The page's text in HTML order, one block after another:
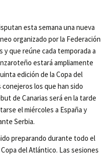
esta semana una nueva
organizado por la Federación
y que reúne cada temporada a
estará ampliamente
edición de la Copa del
los que han sido
de Canarias será en la tarde
el miércoles a España y
Serbia.
preparando durante todo el
del Atlántico. Las sesiones